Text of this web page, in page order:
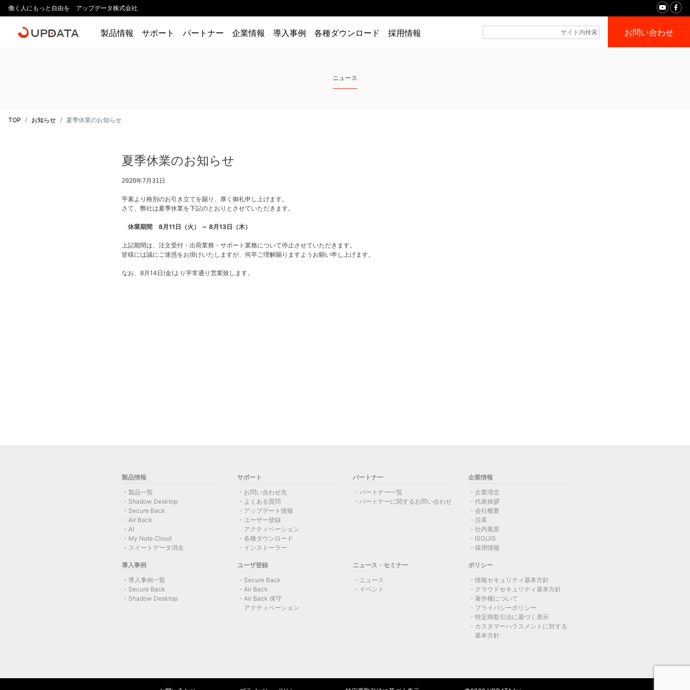
働く人にもっと自由を アップデータ株式会社
製品情報 サポート パートナー 企業情報 導入事例 各種ダウンロード 採用情報 お問い合わせ
ニュース
TOP お知らせ 夏季休業のお知らせ
夏季休業のお知らせ
2020年7月31日
平素より格別のお引き立てを賜り、厚く御礼申し上げます。
さて、弊社は夏季休業を下記のとおりとさせていただきます。
休業期間 8月11日（火） ～ 8月13日（木）
上記期間は、注文受付・出荷業務・サポート業務について停止させていただきます。
皆様には誠にご迷惑をお掛けいたしますが、何卒ご理解賜りますようお願い申し上げます。
なお、8月14日(金)より平常通り営業致します。
製品情報
製品一覧
Shadow Desktop
Secure Back
Air Back
AI
My Note Cloud
スイートデータ消去
サポート
お問い合わせ先
よくある質問
アップデート情報
ユーザー登録
アクティベーション
各種ダウンロード
インストーラー
パートナー
パートナー一覧
パートナーに関するお問い合わせ
企業情報
企業理念
代表挨拶
会社概要
沿革
社内風景
ISO/JIS
採用情報
導入事例
導入事例一覧
Secure Back
Shadow Desktop
ユーザ登録
Secure Back
Air Back
Air Back 保守
アクティベーション
ニュース・セミナー
ニュース
イベント
ポリシー
情報セキュリティ基本方針
クラウドセキュリティ基本方針
著作権について
プライバシーポリシー
特定商取引法に基づく表示
カスタマーハラスメントに対する
基本方針